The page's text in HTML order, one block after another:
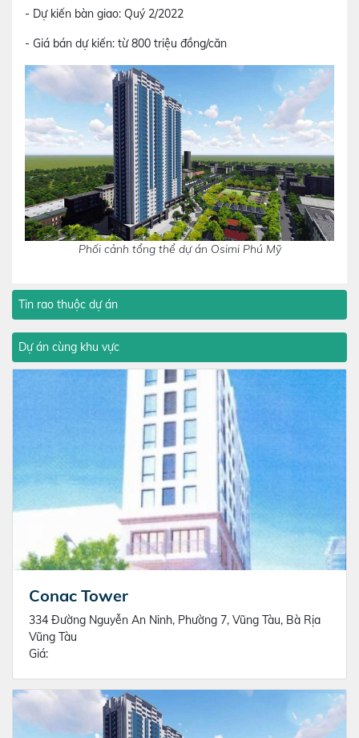
- Dự kiến bàn giao: Quý 2/2022
- Giá bán dự kiến: từ 800 triệu đồng/căn
Phối cảnh tổng thể dự án Osimi Phú Mỹ
Tin rao thuộc dự án
Dự án cùng khu vực
Conac Tower
334 Đường Nguyễn An Ninh, Phường 7, Vũng Tàu, Bà Rịa
Vũng Tàu
Giá: